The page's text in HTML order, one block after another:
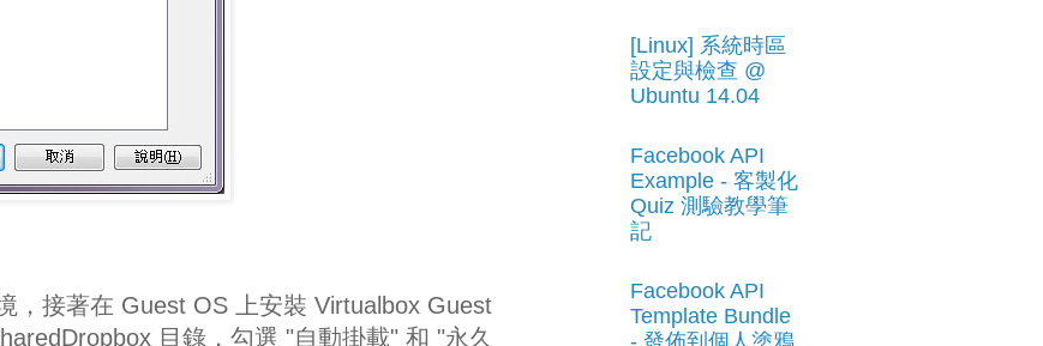
，接著在 Guest OS 上安裝 Virtualbox Guest
目錄，勾選 "自動掛載" 和 "永久
[Linux] 系統時區
設定與檢查 @
Ubuntu 14.04
Facebook API
Example - 客製化
Quiz 測驗教學筆
記
Facebook API
Template Bundle
- 發佈到個人塗鴉